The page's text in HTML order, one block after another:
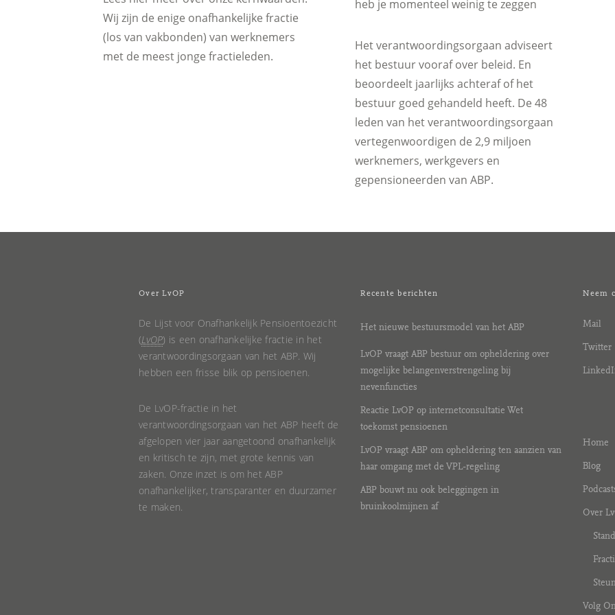
Wij zijn de enige onafhankelijke fractie
(los van vakbonden) van werknemers
met de meest jonge fractieleden.
heb je momenteel weinig te zeggen
Het verantwoordingsorgaan adviseert
het bestuur vooraf over beleid. En
beoordeelt jaarlijks achteraf of het
bestuur goed gehandeld heeft. De 48
leden van het verantwoordingsorgaan
vertegenwoordigen de 2,9 miljoen
werknemers, werkgevers en
gepensioneerden van ABP.
Over LvOP
De Lijst voor Onafhankelijk Pensioentoezicht
(LvOP) is een onafhankelijke fractie in het
verantwoordingsorgaan van het ABP. Wij
hebben een frisse blik op pensioenen.
De LvOP-fractie in het
verantwoordingsorgaan van het ABP heeft de
afgelopen vier jaar aangetoond onafhankelijk
en kritisch te zijn, met grote kennis van
zaken. Onze inzet is om het ABP
onafhankelijker, transparanter en duurzamer
te maken.
Recente berichten
Het nieuwe bestuursmodel van het ABP
LvOP vraagt ABP bestuur om opheldering over
mogelijke belangenverstrengeling bij
nevenfuncties
Reactie LvOP op internetconsultatie Wet
toekomst pensioenen
LvOP vraagt ABP om opheldering ten aanzien van
haar omgang met de VPL-regeling
ABP bouwt nu ook beleggingen in
bruinkoolmijnen af
Neem
Mail
Twitter
Home
Blog
Over
Volg